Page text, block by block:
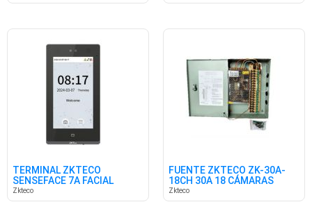
TERMINAL ZKTECO
SENSEFACE 7A FACIAL
HUELLA IP65
Zkteco
FUENTE ZKTECO ZK-30A-
18CH 30A 18 CÁMARAS
Zkteco